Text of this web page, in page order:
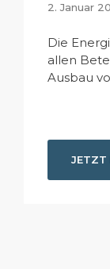
2. Januar
Die
allen
Ausbau
JETZT